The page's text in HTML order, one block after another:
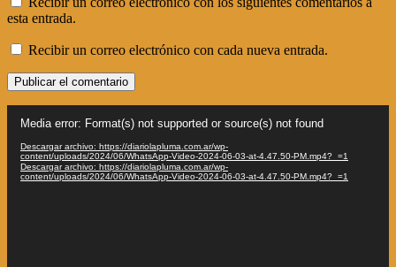
esta entrada.
Recibir un correo electrónico con cada nueva entrada.
vídeo
Media error: Format(s) not supported or source(s) not found
Descargar archivo: https://diariolapluma.com.ar/wp-
content/uploads/2024/06/WhatsApp-Video-2024-06-03-at-4.47.50-PM.mp4?_=1
Descargar archivo: https://diariolapluma.com.ar/wp-
content/uploads/2024/06/WhatsApp-Video-2024-06-03-at-4.47.50-PM.mp4?_=1